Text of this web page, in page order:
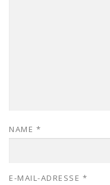
NAME *
E-MAIL-ADRESSE *